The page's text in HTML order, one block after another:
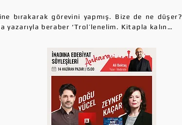
bırakarak görevini yapmış. Bize de ne düşer?
beraber ‘Trol’lenelim. Kitapla kalın…